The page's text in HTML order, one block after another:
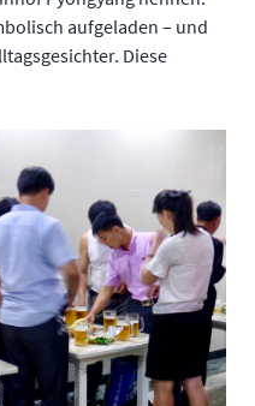
aufgeladen – und
Diese